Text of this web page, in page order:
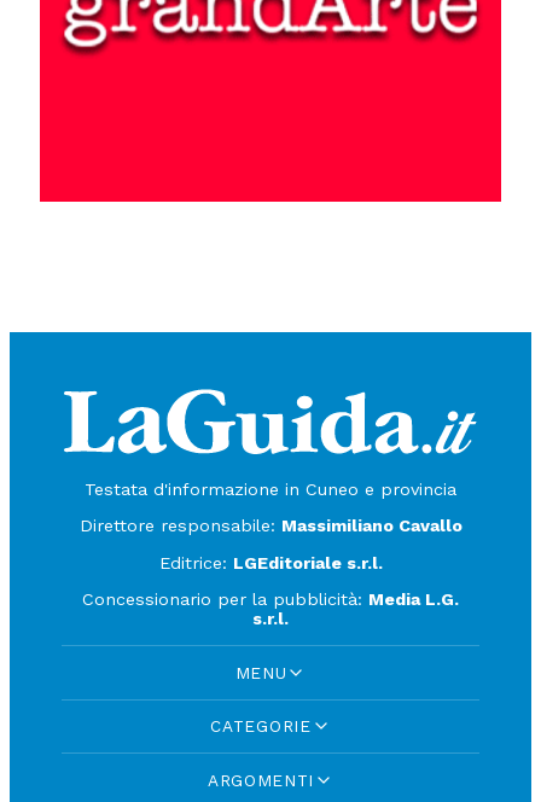
Testata d'informazione in Cuneo e provincia
Direttore responsabile: Massimiliano Cavallo
Editrice: LGEditoriale s.r.l.
Concessionario per la pubblicità: Media L.G.
s.r.l.
MENU
CATEGORIE
ARGOMENTI